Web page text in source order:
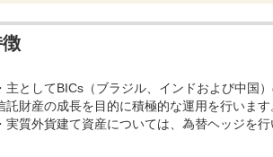
・主としてBICs（ブラジル、インドおよび中国
託財産の成長を目的に積極的な運用を行います
・実質外貨建て資産については、為替ヘッジを